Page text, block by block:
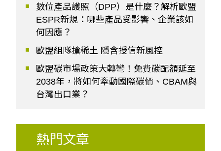
數位產品護照（DPP）是什麼？解析歐盟
ESPR新規：哪些產品受影響、企業該如
何因應？
歐盟組隊搶稀土 隱含授信新風控
歐盟碳市場政策大轉彎！免費碳配額延至
2038年，將如何牽動國際碳價、CBAM與
台灣出口業？
熱門文章